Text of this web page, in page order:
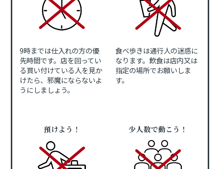
9時までは仕入れの方の優
先時間です。店を回ってい
る買い付けている人を見か
けたら、邪魔にならないよ
うにしましょう。
食べ歩きは通行人の迷惑に
なります。飲食は店内又は
指定の場所でお願いしま
す。
預けよう！ 少人数で動こう！